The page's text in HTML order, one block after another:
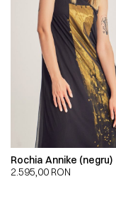
Rochia Annike (negru)
2.595,00 RON